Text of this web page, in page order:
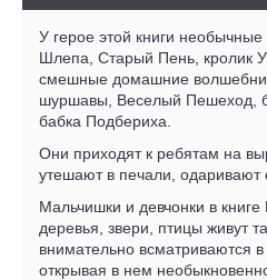
У герое этой книги
Шлепа, Старый Пень, кролик
смешные домашние
шуршавы, Веселый Пешеход,
бабка Подбериха.
Они приходят к ребятам на
утешают в печали, одаривают
Мальчишки и девчонки в книге
деревья, звери, птицы живут
внимательно всматриваются
открывая в нем